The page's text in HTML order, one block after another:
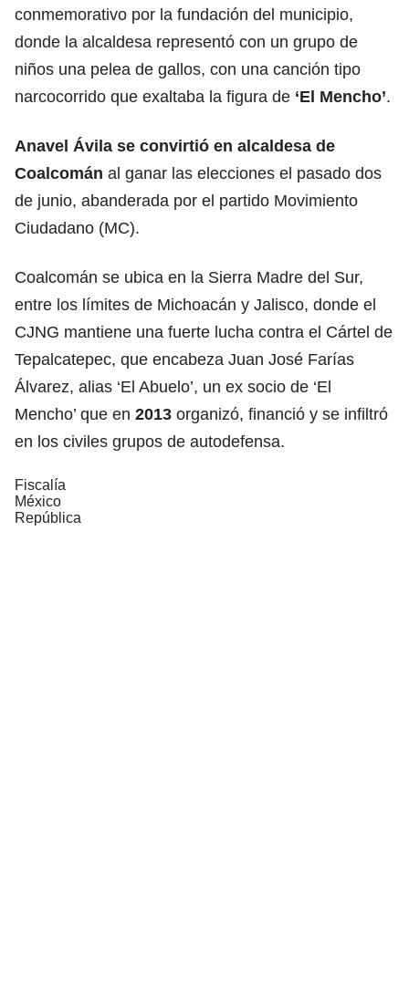
conmemorativo por la fundación del municipio,
donde la alcaldesa representó con un grupo de
niños una pelea de gallos, con una canción tipo
narcocorrido que exaltaba la figura de ‘El Mencho’.
Anavel Ávila se convirtió en alcaldesa de
Coalcomán al ganar las elecciones el pasado dos
de junio, abanderada por el partido Movimiento
Ciudadano (MC).
Coalcomán se ubica en la Sierra Madre del Sur,
entre los límites de Michoacán y Jalisco, donde el
CJNG mantiene una fuerte lucha contra el Cártel de
Tepalcatepec, que encabeza Juan José Farías
Álvarez, alias ‘El Abuelo’, un ex socio de ‘El
Mencho’ que en 2013 organizó, financió y se infiltró
en los civiles grupos de autodefensa.
Fiscalía
México
República